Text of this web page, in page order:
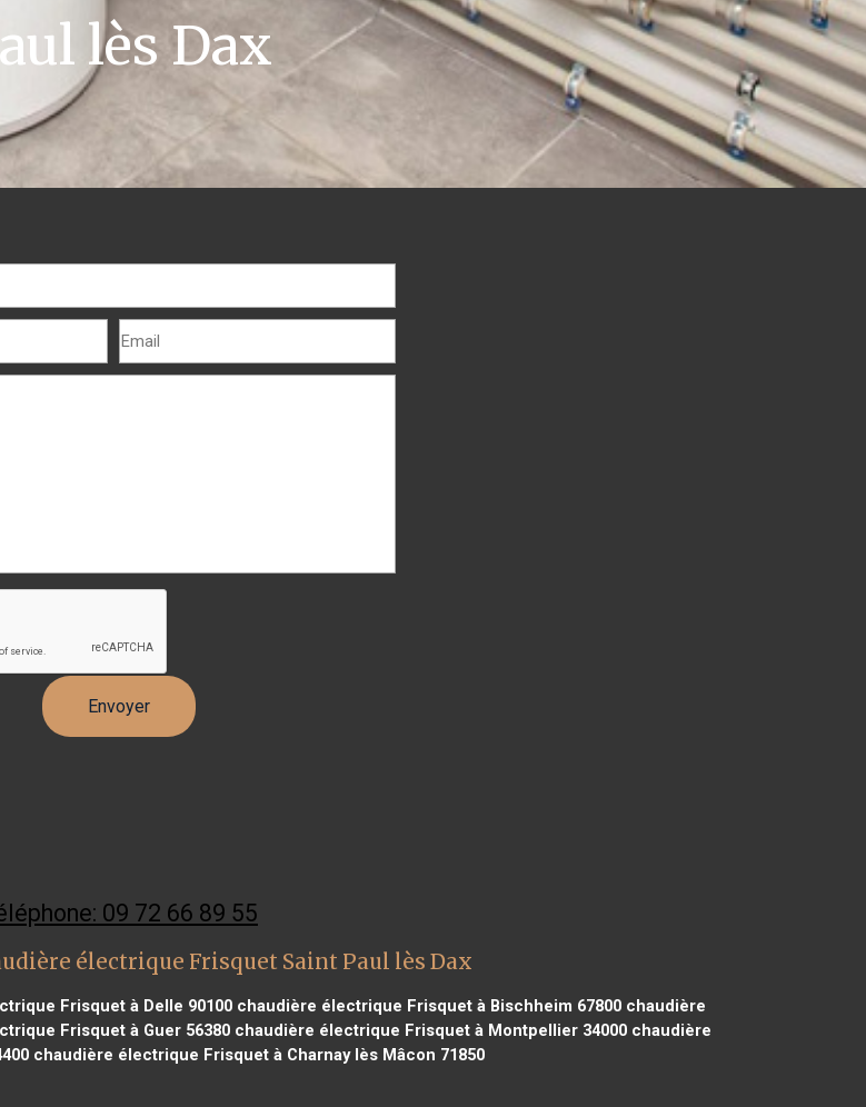
lès Dax
09 72 66 89 55
électrique Frisquet Saint Paul lès Dax
Frisquet à Delle 90100 chaudière électrique Frisquet à Bischheim 67800 chaudière
Frisquet à Guer 56380chaudière électrique Frisquet à Montpellier 34000chaudière
chaudière électrique Frisquet à Charnay lès Mâcon 71850